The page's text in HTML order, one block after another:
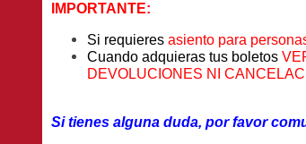
IMPORTANTE:
Si requieres asiento para
Cuando adquieras tus boletos
DEVOLUCIONES NI
Si tienes alguna duda, por favor